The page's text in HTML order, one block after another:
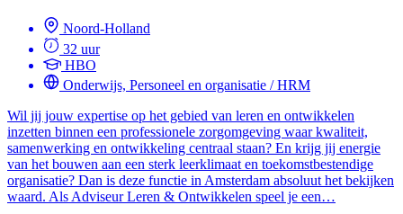
Noord-Holland
32 uur
HBO
Onderwijs, Personeel en organisatie / HRM
Wil jij jouw expertise op het gebied van leren en ontwikkelen
inzetten binnen een professionele zorgomgeving waar kwaliteit,
samenwerking en ontwikkeling centraal staan? En krijg jij energie
van het bouwen aan een sterk leerklimaat en toekomstbestendige
organisatie? Dan is deze functie in Amsterdam absoluut het bekijken
waard. Als Adviseur Leren & Ontwikkelen speel je een…